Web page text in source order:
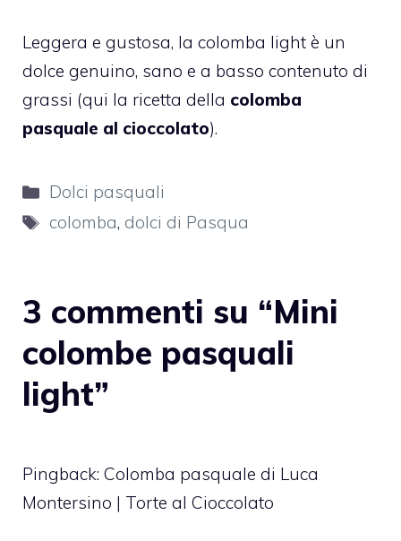
Leggera e gustosa, la colomba light è un
dolce genuino, sano e a basso contenuto di
grassi (qui la ricetta della colomba
pasquale al cioccolato).
Categorie
Dolci pasquali
Tag
colomba, dolci di Pasqua
3 commenti su “Mini
colombe pasquali
light”
Pingback: Colomba pasquale di Luca
Montersino | Torte al Cioccolato